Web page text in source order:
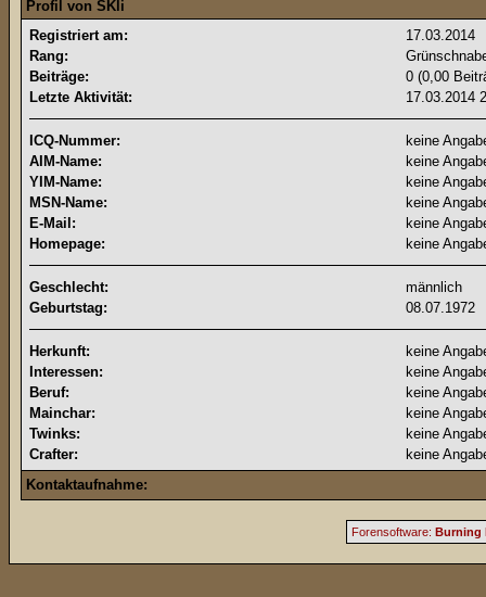
Profil von SKli
Registriert am:
17.03.2014
Rang:
Beiträge:
0 (0,00
Letzte Aktivität:
17.03.2014
ICQ-Nummer:
keine
AIM-Name:
keine
YIM-Name:
keine
MSN-Name:
keine
E-Mail:
keine
Homepage:
keine
Geschlecht:
männlich
Geburtstag:
08.07.1972
Herkunft:
keine
Interessen:
keine
Beruf:
keine
Mainchar:
keine
Twinks:
keine
Crafter:
keine
Kontaktaufnahme:
Forensoftware: Burning